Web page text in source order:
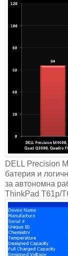
DELL Precision
батерия и
за автономна
ThinkPad T61p/